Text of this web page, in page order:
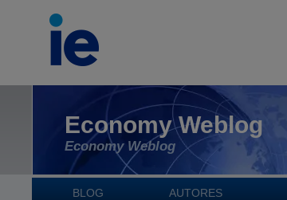
Economy Weblog
Economy Weblog
BLOG AUTORES